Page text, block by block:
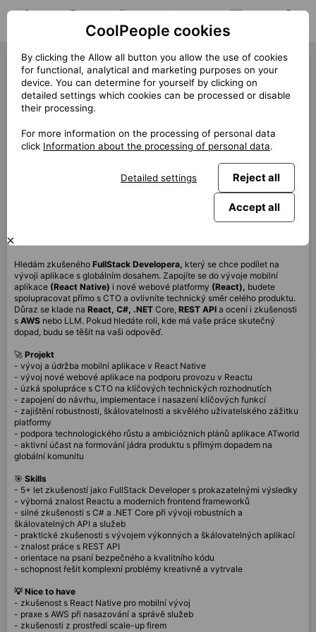
Job search My jobs Notifications Messages
FullStack Developer (40241)
« Back
Location
Praha, Celá ČR, Berlin
Start (lenght)
10/2025 (12m)
Hledám zkušeného FullStack Developera, který se chce podílet na
vývoji aplikace s globálním dosahem. Zapojíte se do vývoje mobilní
aplikace (React Native) i nové webové platformy (React), budete
spolupracovat přímo s CTO a ovlivníte technický směr celého produktu.
Důraz se klade na React, C#, .NET Core, REST API a ocení i zkušenosti
s AWS nebo LLM. Pokud hledáte roli, kde má vaše práce skutečný
dopad, budu se těšit na vaši odpověď.
🚀 Projekt
- vývoj a údržba mobilní aplikace v React Native
- vývoj nové webové aplikace na podporu provozu v Reactu
- úzká spolupráce s CTO na klíčových technických rozhodnutích
- zapojení do návrhu, implementace i nasazení klíčových funkcí
- zajištění robustnosti, škálovatelnosti a skvělého uživatelského zážitku
platformy
- podpora technologického růstu a ambiciózních plánů aplikace ATworld
- aktivní účast na formování jádra produktu s přímým dopadem na
globální komunitu
🎯 Skills
- 5+ let zkušeností jako FullStack Developer s prokazatelnými výsledky
- výborná znalost Reactu a moderních frontend frameworků
- silné zkušenosti s C# a .NET Core při vývoji robustních a
škálovatelných API a služeb
- praktické zkušenosti s vývojem výkonných a škálovatelných aplikací
- znalost práce s REST API
- orientace na psaní bezpečného a kvalitního kódu
- schopnost řešit komplexní problémy kreativně a vytrvale
💡 Nice to have
- zkušenost s React Native pro mobilní vývoj
- praxe s AWS při nasazování a správě služeb
- zkušenosti z prostředí scale-up firem
CoolPeople cookies
By clicking the Allow all button you allow the use of cookies
for functional, analytical and marketing purposes on your
device. You can determine for yourself by clicking on
detailed settings which cookies can be processed or disable
their processing.
For more information on the processing of personal data
click Information about the processing of personal data.
Detailed settings Reject all
Accept all